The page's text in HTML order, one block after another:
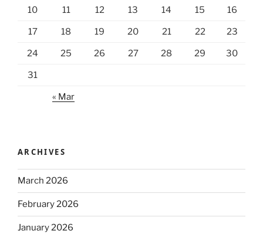
10 11 12 13 14 15 16
17 18 19 20 21 22 23
24 25 26 27 28 29 30
31
« Mar
ARCHIVES
March 2026
February 2026
January 2026